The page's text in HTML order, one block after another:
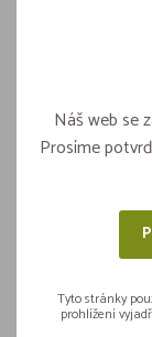
1
Sdílejte na
Náš web se
Prosíme
Tyto stránky
prohlížení